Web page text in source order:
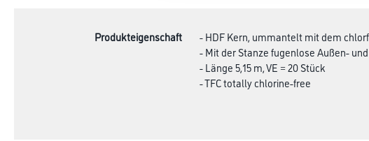
Produkteigenschaft
- HDF Kern, ummantelt mit dem
- Mit der Stanze fugenlose Außen-
- Länge 5,15 m, VE = 20 Stück
- TFC totally chlorine-free